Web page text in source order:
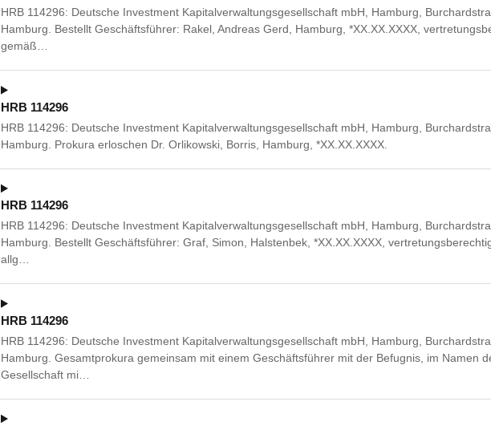
HRB 114296: Deutsche Investment Kapitalverwaltungsgesellschaft mbH, Hamburg,
Hamburg. Bestellt Geschäftsführer: Rakel, Andreas Gerd, Hamburg, *XX.XX.XXXX,
gemäß…
HRB 114296
HRB 114296: Deutsche Investment Kapitalverwaltungsgesellschaft mbH, Hamburg,
Hamburg. Prokura erloschen Dr. Orlikowski, Borris, Hamburg, *XX.XX.XXXX.
HRB 114296
HRB 114296: Deutsche Investment Kapitalverwaltungsgesellschaft mbH, Hamburg,
Hamburg. Bestellt Geschäftsführer: Graf, Simon, Halstenbek, *XX.XX.XXXX,
allg…
HRB 114296
HRB 114296: Deutsche Investment Kapitalverwaltungsgesellschaft mbH, Hamburg,
Hamburg. Gesamtprokura gemeinsam mit einem Geschäftsführer mit der Befugnis, im Namen
Gesellschaft mi…